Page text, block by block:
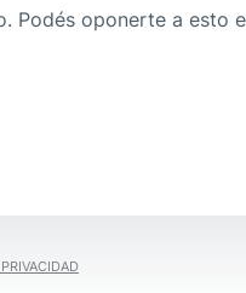
Podés oponerte a esto